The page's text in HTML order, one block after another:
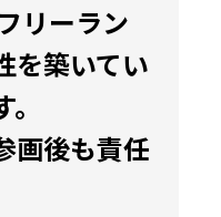
リーラン
を築いてい
画後も責任